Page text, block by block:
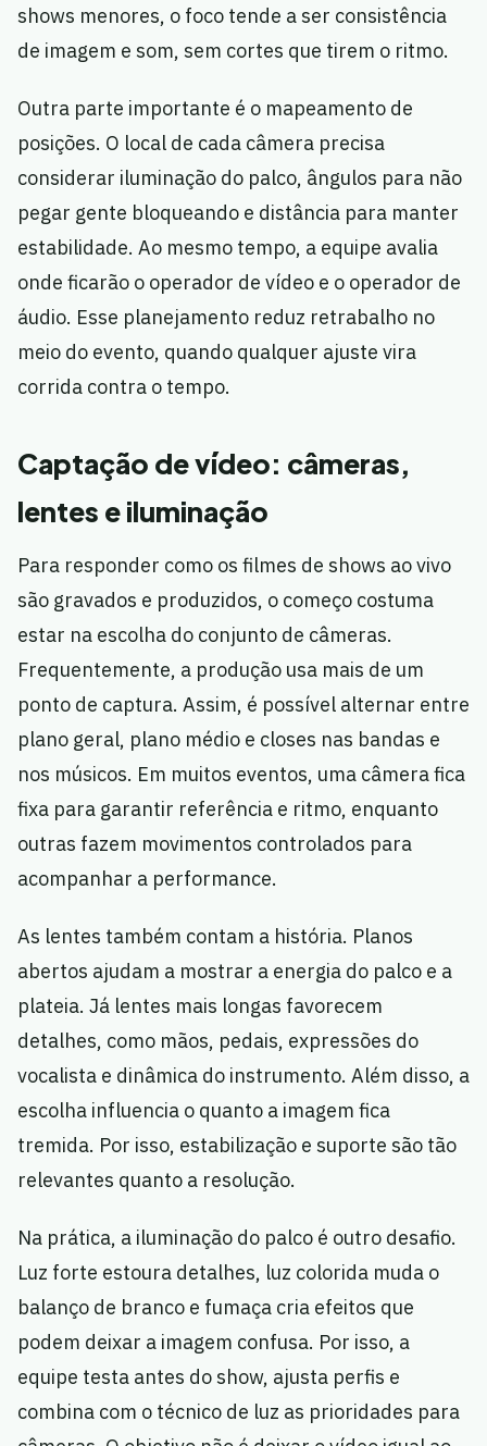
shows menores, o foco tende a ser consistência
de imagem e som, sem cortes que tirem o ritmo.
Outra parte importante é o mapeamento de
posições. O local de cada câmera precisa
considerar iluminação do palco, ângulos para não
pegar gente bloqueando e distância para manter
estabilidade. Ao mesmo tempo, a equipe avalia
onde ficarão o operador de vídeo e o operador de
áudio. Esse planejamento reduz retrabalho no
meio do evento, quando qualquer ajuste vira
corrida contra o tempo.
Captação de vídeo: câmeras,
lentes e iluminação
Para responder como os filmes de shows ao vivo
são gravados e produzidos, o começo costuma
estar na escolha do conjunto de câmeras.
Frequentemente, a produção usa mais de um
ponto de captura. Assim, é possível alternar entre
plano geral, plano médio e closes nas bandas e
nos músicos. Em muitos eventos, uma câmera fica
fixa para garantir referência e ritmo, enquanto
outras fazem movimentos controlados para
acompanhar a performance.
As lentes também contam a história. Planos
abertos ajudam a mostrar a energia do palco e a
plateia. Já lentes mais longas favorecem
detalhes, como mãos, pedais, expressões do
vocalista e dinâmica do instrumento. Além disso, a
escolha influencia o quanto a imagem fica
tremida. Por isso, estabilização e suporte são tão
relevantes quanto a resolução.
Na prática, a iluminação do palco é outro desafio.
Luz forte estoura detalhes, luz colorida muda o
balanço de branco e fumaça cria efeitos que
podem deixar a imagem confusa. Por isso, a
equipe testa antes do show, ajusta perfis e
combina com o técnico de luz as prioridades para